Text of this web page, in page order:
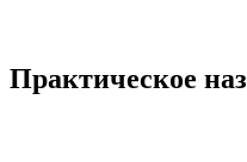
Практическое